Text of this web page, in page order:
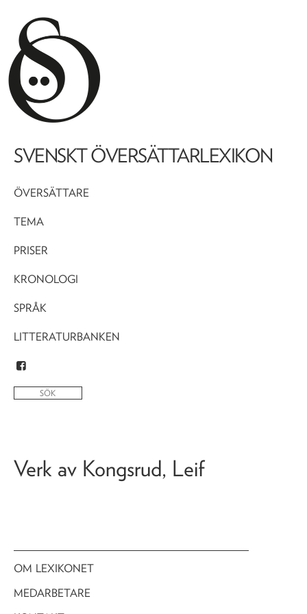
SVENSKT ÖVERSÄTTARLEXIKON
ÖVERSÄTTARE
TEMA
PRISER
KRONOLOGI
SPRÅK
LITTERATURBANKEN
Verk av Kongsrud, Leif
OM LEXIKONET
MEDARBETARE